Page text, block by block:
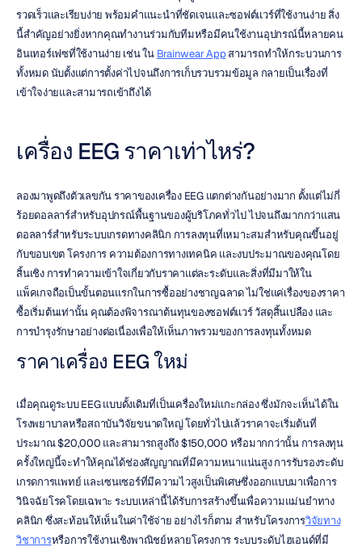
รวดเร็วและเรียบง่าย พร้อมคำแนะนำที่ชัดเจนและซอฟต์แวร์ที่ใช้งานง่าย สิ่ง
นี้สำคัญอย่างยิ่งหากคุณทำงานร่วมกับทีมหรือมีคนใช้งานอุปกรณ์นี้หลายคน
อินเทอร์เฟซที่ใช้งานง่าย เช่น ใน Brainwear App สามารถทำให้กระบวนการ
ทั้งหมด นับตั้งแต่การตั้งค่าไปจนถึงการเก็บรวบรวมข้อมูล กลายเป็นเรื่องที่
เข้าใจง่ายและสามารถเข้าถึงได้
เครื่อง EEG ราคาเท่าไหร่?
ลองมาพูดถึงตัวเลขกัน ราคาของเครื่อง EEG แตกต่างกันอย่างมาก ตั้งแต่ไม่กี่
ร้อยดอลลาร์สำหรับอุปกรณ์พื้นฐานของผู้บริโภคทั่วไป ไปจนถึงมากกว่าแสน
ดอลลาร์สำหรับระบบเกรดทางคลินิก การลงทุนที่เหมาะสมสำหรับคุณขึ้นอยู่
กับขอบเขต โครงการ ความต้องการทางเทคนิค และงบประมาณของคุณโดย
สิ้นเชิง การทำความเข้าใจเกี่ยวกับราคาแต่ละระดับและสิ่งที่มีมาให้ใน
แพ็คเกจถือเป็นขั้นตอนแรกในการซื้ออย่างชาญฉลาด ไม่ใช่แค่เรื่องของราคา
ซื้อเริ่มต้นเท่านั้น คุณต้องพิจารณาต้นทุนของซอฟต์แวร์ วัสดุสิ้นเปลือง และ
การบำรุงรักษาอย่างต่อเนื่องเพื่อให้เห็นภาพรวมของการลงทุนทั้งหมด
ราคาเครื่อง EEG ใหม่
เมื่อคุณดูระบบ EEG แบบดั้งเดิมที่เป็นเครื่องใหม่แกะกล่อง ซึ่งมักจะเห็นได้ใน
โรงพยาบาลหรือสถาบันวิจัยขนาดใหญ่ โดยทั่วไปแล้วราคาจะเริ่มต้นที่
ประมาณ $20,000 และสามารถสูงถึง $150,000 หรือมากกว่านั้น การลงทุน
ครั้งใหญ่นี้จะทำให้คุณได้ช่องสัญญาณที่มีความหนาแน่นสูง การรับรองระดับ
เกรดการแพทย์ และเซนเซอร์ที่มีความไวสูงเป็นพิเศษซึ่งออกแบบมาเพื่อการ
วินิจฉัยโรคโดยเฉพาะ ระบบเหล่านี้ได้รับการสร้างขึ้นเพื่อความแม่นยำทาง
คลินิก ซึ่งสะท้อนให้เห็นในค่าใช้จ่าย อย่างไรก็ตาม สำหรับโครงการวิจัยทาง
วิชาการหรือการใช้งานเชิงพาณิชย์หลายโครงการ ระบบระดับไฮเอนด์ที่มี